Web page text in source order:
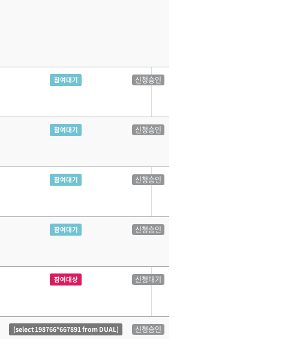
참여대기 신청승인
참여대기 신청승인
참여대기 신청승인
참여대기 신청승인
참여대상 신청대기
(select 198766*667891 from DUAL) 신청승인